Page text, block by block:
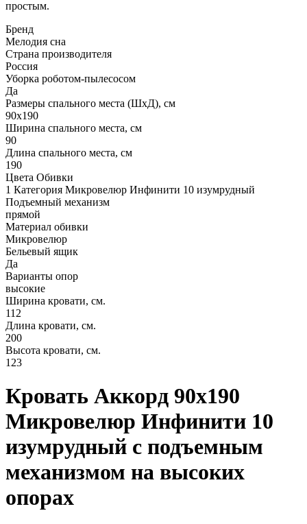
простым.
Бренд
Мелодия сна
Страна производителя
Россия
Уборка роботом-пылесосом
Да
Размеры спального места (ШхД), см
90х190
Ширина спального места, см
90
Длина спального места, см
190
Цвета Обивки
1 Категория Микровелюр Инфинити 10 изумрудный
Подъемный механизм
прямой
Материал обивки
Микровелюр
Бельевый ящик
Да
Варианты опор
высокие
Ширина кровати, см.
112
Длина кровати, см.
200
Высота кровати, см.
123
Кровать Аккорд 90х190
Микровелюр Инфинити 10
изумрудный с подъемным
механизмом на высоких
опорах